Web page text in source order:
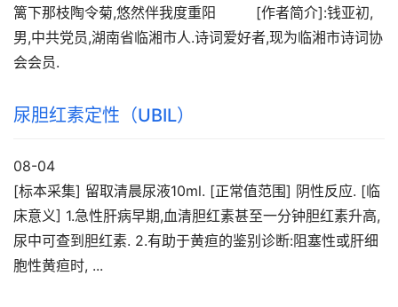
篱下那枝陶令菊,悠然伴我度重阳 [作者简介]:钱亚初,
男,中共党员,湖南省临湘市人.诗词爱好者,现为临湘市诗词协
会会员.
尿胆红素定性（UBIL）
08-04
[标本采集] 留取清晨尿液10ml. [正常值范围] 阴性反应. [临
床意义] 1.急性肝病早期,血清胆红素甚至一分钟胆红素升高,
尿中可查到胆红素. 2.有助于黄疸的鉴别诊断:阻塞性或肝细
胞性黄疸时, ...